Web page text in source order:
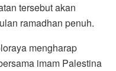
tersebut akan
ramadhan penuh.
mengharap
imam Palestina